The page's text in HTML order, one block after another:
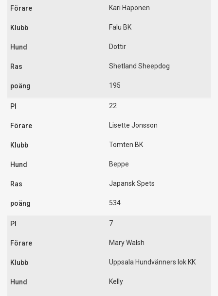
Kari Haponen
Falu BK
Dottir
Shetland Sheepdog
195
22
Lisette Jonsson
Tomten BK
Beppe
Japansk Spets
534
7
Mary Walsh
Uppsala Hundvänners lok KK
Kelly